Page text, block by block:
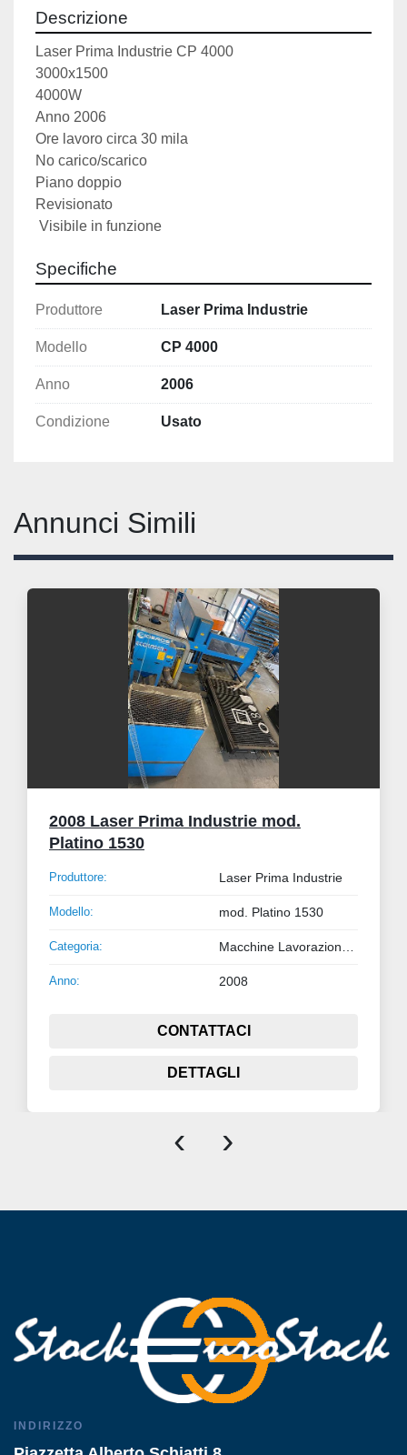
Descrizione
Laser Prima Industrie CP 4000
3000x1500
4000W
Anno 2006
Ore lavoro circa 30 mila
No carico/scarico
Piano doppio
Revisionato
Visibile in funzione
Specifiche
Produttore Laser Prima Industrie
Modello CP 4000
Anno 2006
Condizione Usato
Annunci Simili
2008 Laser Prima Industrie mod.
Platino 1530
Produttore: Laser Prima Industrie
Modello: mod. Platino 1530
Categoria:
Anno: 2008
CONTATTACI
DETTAGLI
‹ ›
INDIRIZZO